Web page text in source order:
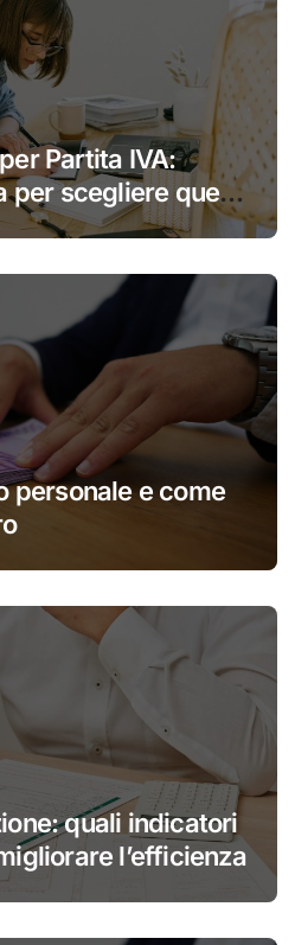
Partita IVA:
per scegliere quello
personale e come
quali indicatori
l’efficienza